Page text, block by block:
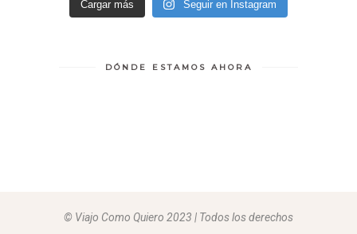
Cargar más Seguir en Instagram
DÓNDE ESTAMOS AHORA
© Viajo Como Quiero 2023 | Todos los derechos